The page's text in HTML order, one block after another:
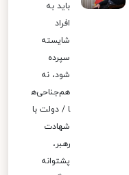
باید به
افراد
شایسته
سپرده
شود، نه
هم‌جناحی‌ه
ا / دولت با
شهادت
رهبر،
پشتوانه